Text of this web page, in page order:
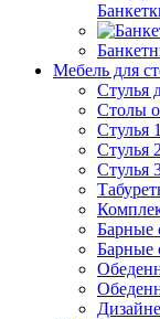
Мебель для
Стулья
Столы
Стулья 1
Стулья 2
Стулья
Барные
Барные